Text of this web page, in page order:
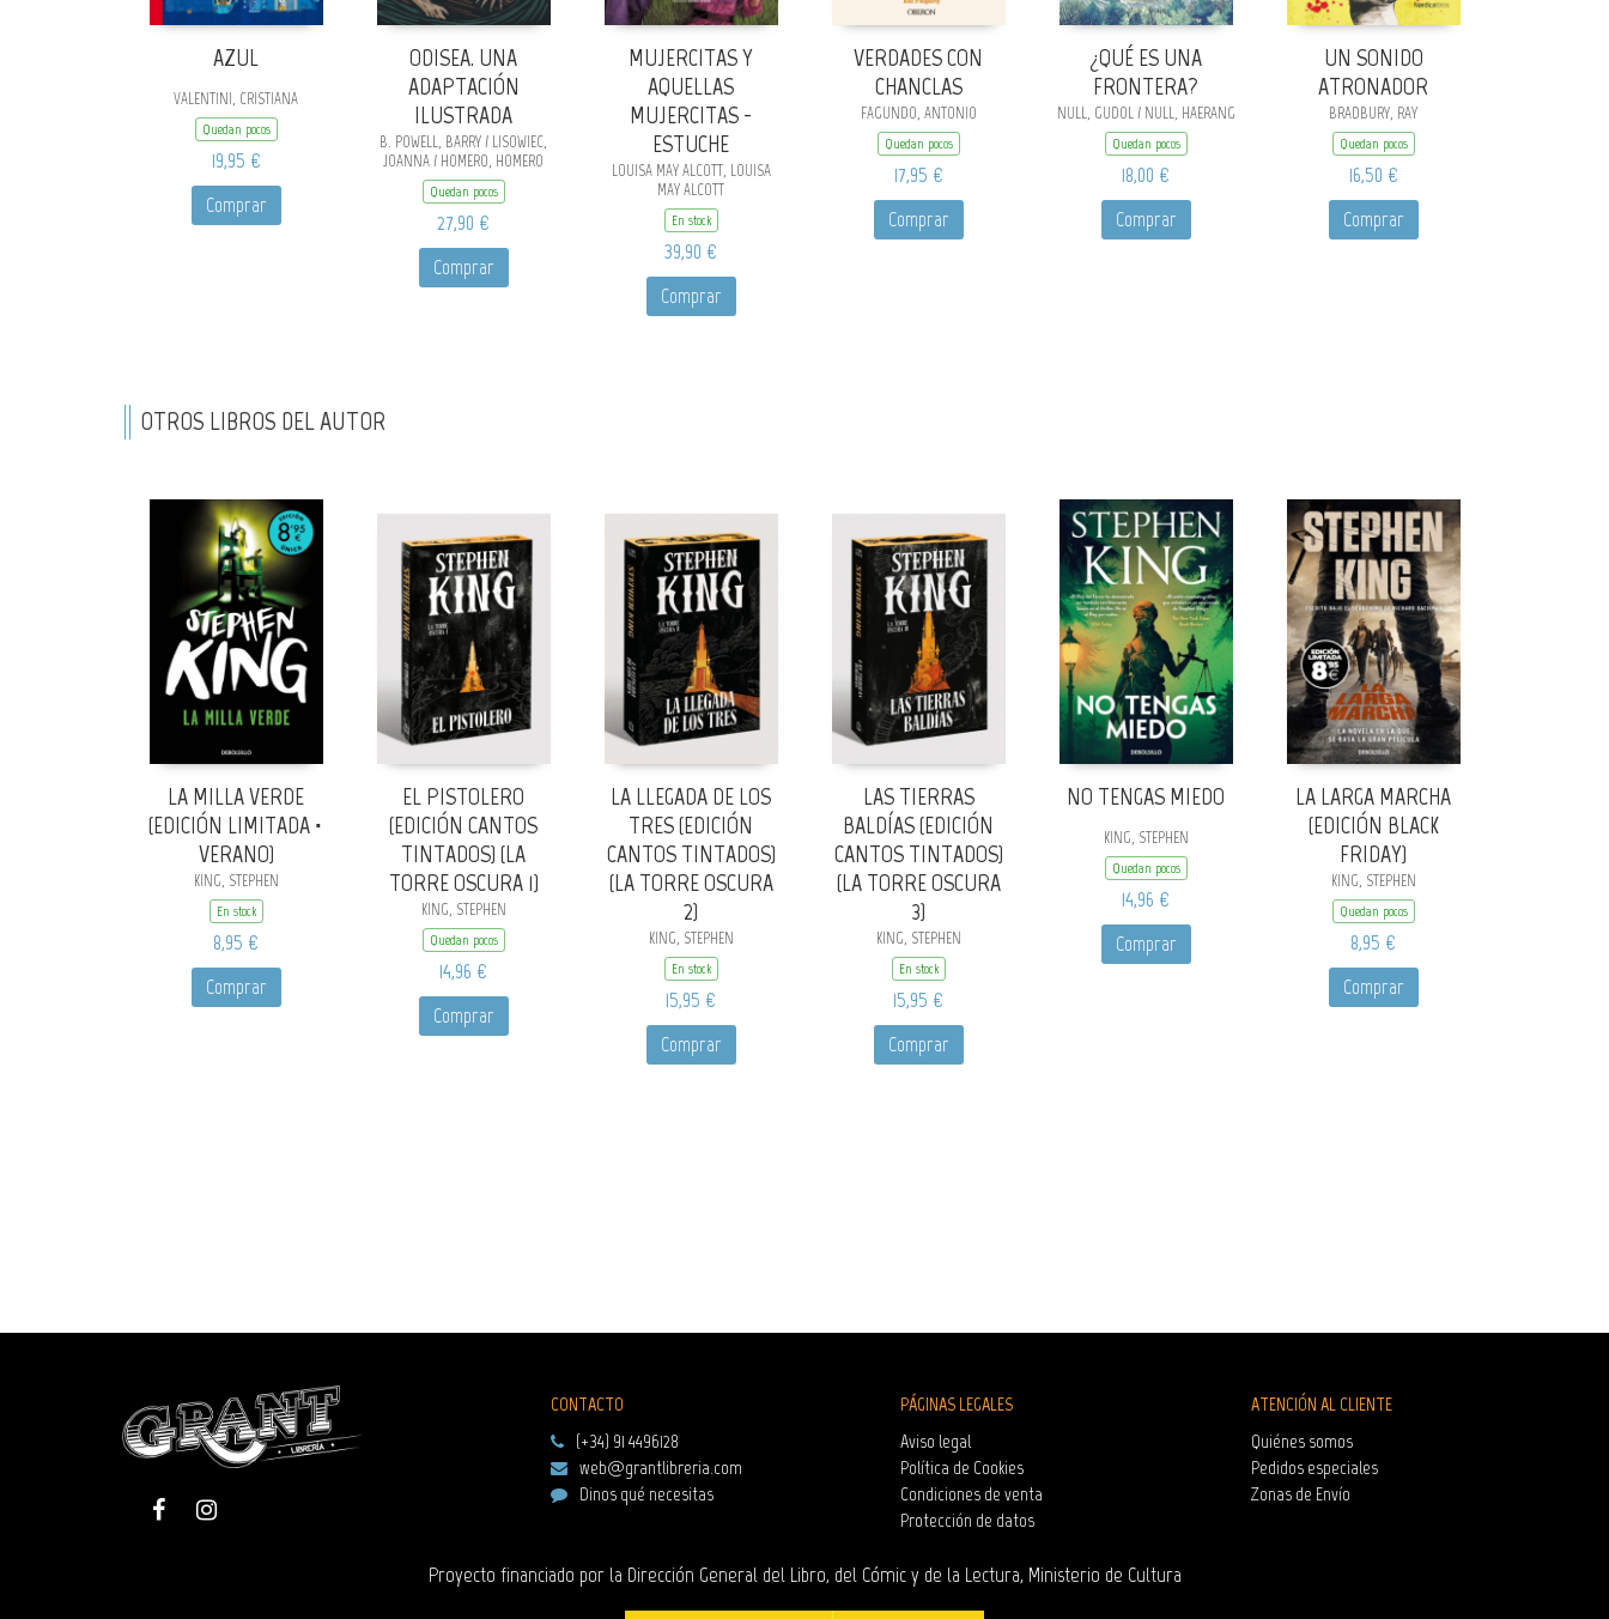
AZUL
VALENTINI, CRISTIANA
Quedan pocos
19,95 €
Comprar
ODISEA. UNA
ADAPTACIÓN
ILUSTRADA
B. POWELL, BARRY / LISOWIEC,
JOANNA / HOMERO, HOMERO
Quedan pocos
27,90 €
Comprar
MUJERCITAS Y
AQUELLAS
MUJERCITAS -
ESTUCHE
LOUISA MAY ALCOTT, LOUISA
MAY ALCOTT
En stock
39,90 €
Comprar
VERDADES CON
CHANCLAS
FAGUNDO, ANTONIO
Quedan pocos
17,95 €
Comprar
¿QUÉ ES UNA
FRONTERA?
NULL, GUDOL / NULL, HAERANG
Quedan pocos
18,00 €
Comprar
UN SONIDO
ATRONADOR
BRADBURY, RAY
Quedan pocos
16,50 €
Comprar
OTROS LIBROS DEL AUTOR
LA MILLA VERDE
(EDICIÓN LIMITADA ·
VERANO)
KING, STEPHEN
En stock
8,95 €
Comprar
EL PISTOLERO
(EDICIÓN CANTOS
TINTADOS) (LA
TORRE OSCURA 1)
KING, STEPHEN
Quedan pocos
14,96 €
Comprar
LA LLEGADA DE LOS
TRES (EDICIÓN
CANTOS TINTADOS)
(LA TORRE OSCURA
2)
KING, STEPHEN
En stock
15,95 €
Comprar
LAS TIERRAS
BALDÍAS (EDICIÓN
CANTOS TINTADOS)
(LA TORRE OSCURA
3)
KING, STEPHEN
En stock
15,95 €
Comprar
NO TENGAS MIEDO
KING, STEPHEN
Quedan pocos
14,96 €
Comprar
LA LARGA MARCHA
(EDICIÓN BLACK
FRIDAY)
KING, STEPHEN
Quedan pocos
8,95 €
Comprar
CONTACTO
(+34) 91 4496128
web@grantlibreria.com
Dinos qué necesitas
PÁGINAS LEGALES
Aviso legal
Política de Cookies
Condiciones de venta
Protección de datos
ATENCIÓN AL CLIENTE
Quiénes somos
Pedidos especiales
Zonas de Envío
Proyecto financiado por la Dirección General del Libro, del Cómic y de la Lectura, Ministerio de Cultura